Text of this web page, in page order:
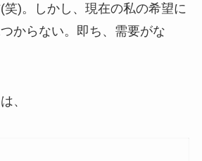
)。しかし、現在の私の希望に
からない。即ち、需要がな
、